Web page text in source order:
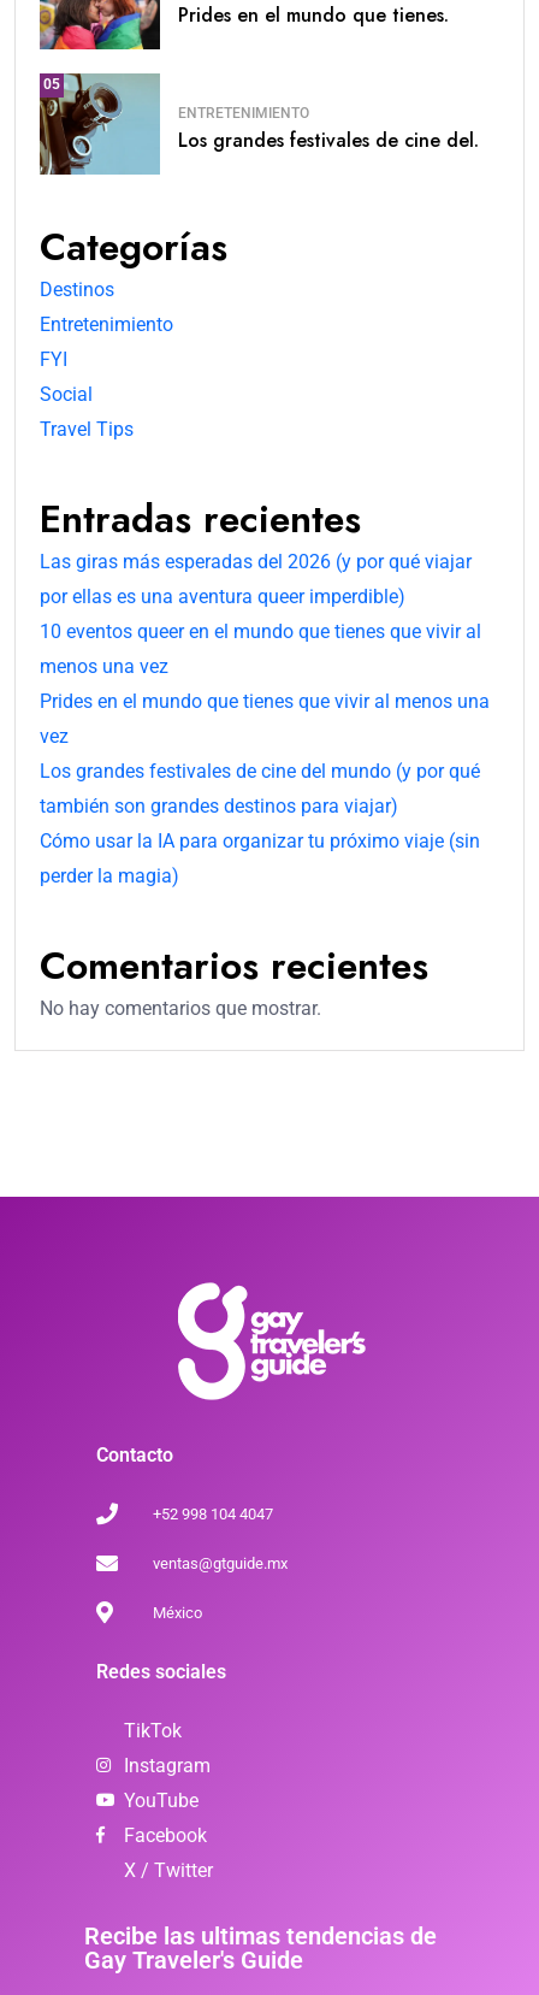
Prides en el mundo que tienes.
05
ENTRETENIMIENTO
Los grandes festivales de cine del.
Categorías
Destinos
Entretenimiento
FYI
Social
Travel Tips
Entradas recientes
Las giras más esperadas del 2026 (y por qué viajar
por ellas es una aventura queer imperdible)
10 eventos queer en el mundo que tienes que vivir al
menos una vez
Prides en el mundo que tienes que vivir al menos una
vez
Los grandes festivales de cine del mundo (y por qué
también son grandes destinos para viajar)
Cómo usar la IA para organizar tu próximo viaje (sin
perder la magia)
Comentarios recientes
No hay comentarios que mostrar.
Contacto
+52 998 104 4047
ventas@gtguide.mx
México
Redes sociales
TikTok
Instagram
YouTube
Facebook
X / Twitter
Recibe las ultimas tendencias de
Gay Traveler's Guide